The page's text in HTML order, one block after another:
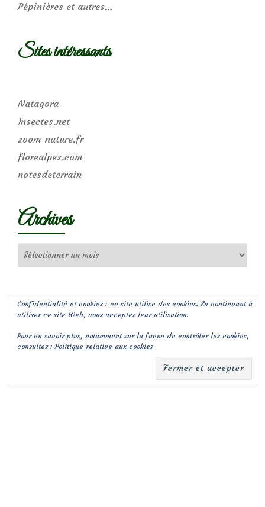
Pépinières et autres…
Sites intéressants
Natagora
Insectes.net
zoom-nature.fr
florealpes.com
notesdeterrain
Archives
Confidentialité et cookies : ce site utilise des cookies. En continuant à
utiliser ce site Web, vous acceptez leur utilisation.
Pour en savoir plus, notamment sur la façon de contrôler les cookies,
consultez :Politique relative aux cookies